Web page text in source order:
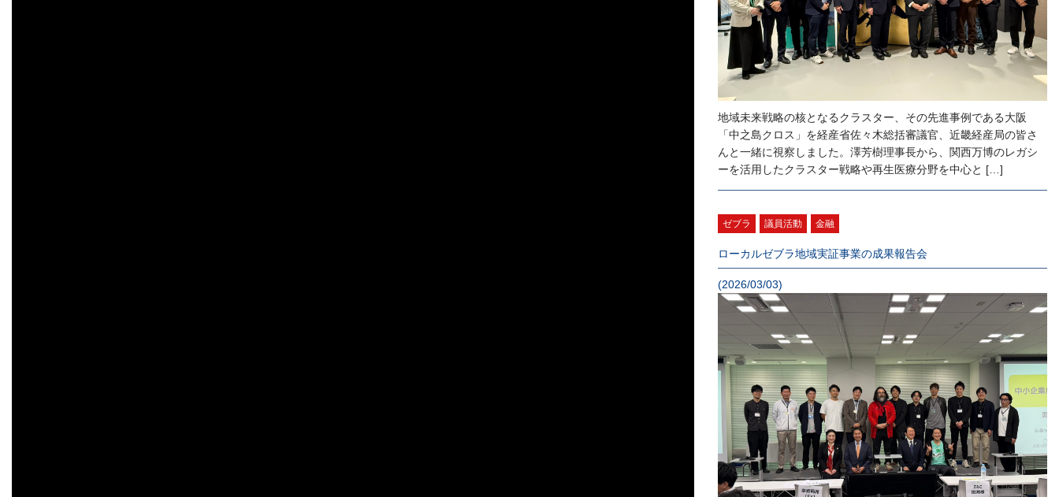
地域未来戦略の核となるクラスター、その先進事例である大阪
「中之島クロス」を経産省佐々木総括審議官、近畿経産局の皆さ
んと一緒に視察しました。澤芳樹理事長から、関西万博のレガシ
ーを活用したクラスター戦略や再生医療分野を中心と […]
ゼブラ 議員活動 金融
ローカルゼブラ地域実証事業の成果報告会
(2026/03/03)